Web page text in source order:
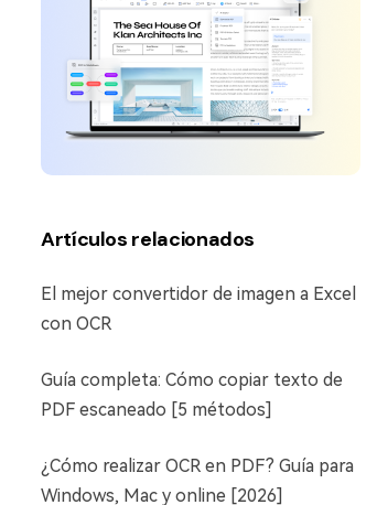
Artículos relacionados
El mejor convertidor de imagen a Excel
con OCR
Guía completa: Cómo copiar texto de
PDF escaneado [5 métodos]
¿Cómo realizar OCR en PDF? Guía para
Windows, Mac y online [2026]